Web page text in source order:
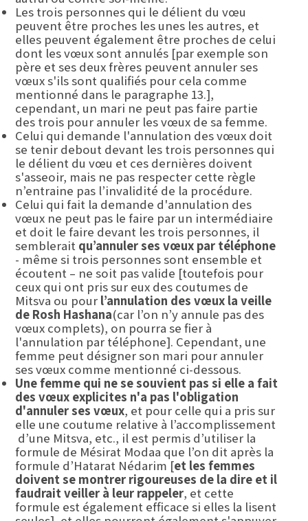
Les trois personnes qui le délient du vœu
peuvent être proches les unes les autres, et
elles peuvent également être proches de celui
dont les vœux sont annulés [par exemple son
père et ses deux frères peuvent annuler ses
vœux s'ils sont qualifiés pour cela comme
mentionné dans le paragraphe 13.],
cependant, un mari ne peut pas faire partie
des trois pour annuler les vœux de sa femme.
Celui qui demande l'annulation des vœux doit
se tenir debout devant les trois personnes qui
le délient du vœu et ces dernières doivent
s'asseoir, mais ne pas respecter cette règle
n’entraine pas l’invalidité de la procédure.
Celui qui fait la demande d'annulation des
vœux ne peut pas le faire par un intermédiaire
et doit le faire devant les trois personnes, il
semblerait qu’annuler ses vœux par téléphone
- même si trois personnes sont ensemble et
écoutent – ne soit pas valide [toutefois pour
ceux qui ont pris sur eux des coutumes de
Mitsva ou pour l’annulation des vœux la veille
de Rosh Hashana(car l’on n’y annule pas des
vœux complets), on pourra se fier à
l'annulation par téléphone]. Cependant, une
femme peut désigner son mari pour annuler
ses vœux comme mentionné ci-dessous.
Une femme qui ne se souvient pas si elle a fait
des vœux explicites n'a pas l'obligation
d'annuler ses vœux, et pour celle qui a pris sur
elle une coutume relative à l’accomplissement
d’une Mitsva, etc., il est permis d’utiliser la
formule de Mésirat Modaa que l’on dit après la
formule d’Hatarat Nédarim [et les femmes
doivent se montrer rigoureuses de la dire et il
faudrait veiller à leur rappeler, et cette
formule est également efficace si elles la lisent